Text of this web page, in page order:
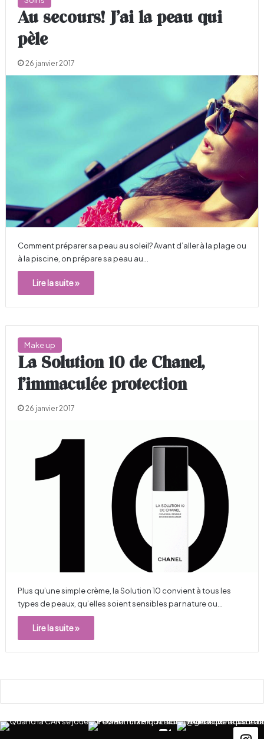
Au secours! J’ai la peau qui
pèle
26 janvier 2017
Comment préparer sa peau au soleil? Avant d’aller à la plage ou
à la piscine, on prépare sa peau au…
Lire la suite »
Make up
La Solution 10 de Chanel,
l’immaculée protection
26 janvier 2017
Plus qu’une simple crème, la Solution 10 convient à tous les
types de peaux, qu’elles soient sensibles par nature ou…
Lire la suite »